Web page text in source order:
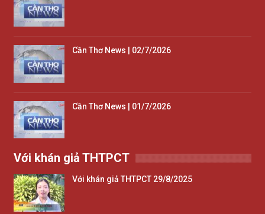
Cần Thơ News | 02/7/2026
Cần Thơ News | 01/7/2026
Với khán giả THTPCT
Với khán giả THTPCT 29/8/2025